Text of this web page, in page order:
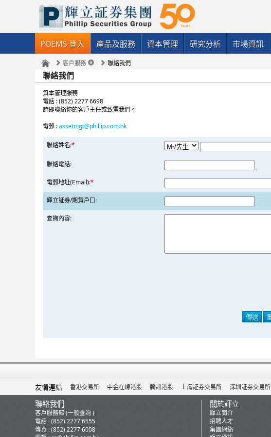
POEMS 登入 產品及服務 資本管理 研究分析 市場資訊
客戶服務 聯絡我們
聯絡我們
資本管理服務
電話 : (852) 2277 6698
請即聯絡你的客戶主任或致電我們。
電郵 :assetmgt@phillip.com.hk
聯絡姓名:*
聯絡電話:
電郵地址(Email):*
輝立証券/期貨戶口:
查詢內容:
友情連結 香港交易所 中金在線港股 騰訊港股 上海証券交易所 深圳証券交易所
聯絡我們
客戶服務部 (一般查詢 )
電話 : (852) 2277 6555
傳真 : (852) 2277 6008
關於輝立
輝立簡介
招聘人才
集團網絡